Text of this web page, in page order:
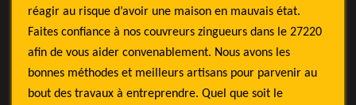
réagir au risque d’avoir une maison en mauvais état.
Faites confiance à nos couvreurs zingueurs dans le 27220
afin de vous aider convenablement. Nous avons les
bonnes méthodes et meilleurs artisans pour parvenir au
bout des travaux à entreprendre. Quel que soit le